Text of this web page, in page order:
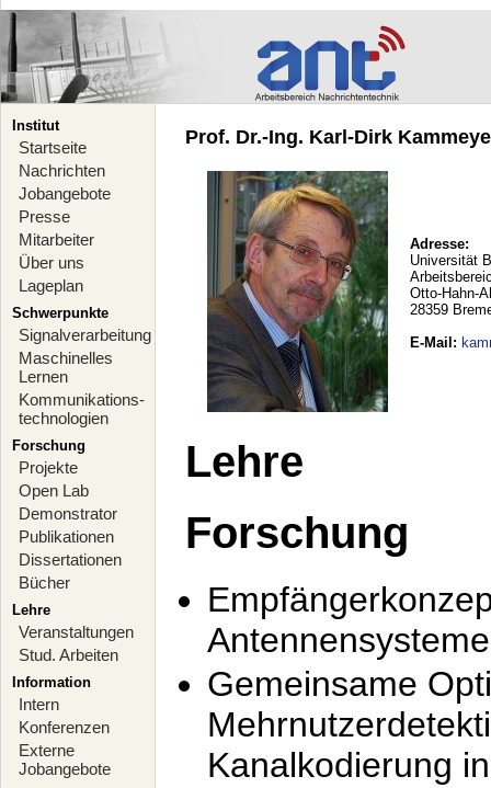
Institut
Startseite
Nachrichten
Jobangebote
Presse
Mitarbeiter
Über uns
Lageplan
Schwerpunkte
Signalverarbeitung
Maschinelles
Lernen
Kommunikations-
technologien
Forschung
Projekte
Open Lab
Demonstrator
Publikationen
Dissertationen
Bücher
Lehre
Veranstaltungen
Stud. Arbeiten
Information
Intern
Konferenzen
Externe
Jobangebote
Prof. Dr.-Ing. Karl-Dirk
Adresse:
Universität
Otto-Hahn-
28359
E-Mail :
Lehre
Forschung
Antennensysteme
Gemeinsame
Kanalkodierung